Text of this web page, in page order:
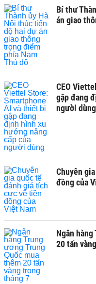
Bí thư
án giao
CEO
gập đang
người dùng
Chuyên
đồng của
Ngân
20 tấn